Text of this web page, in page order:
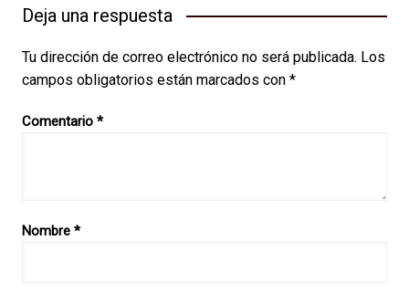
Deja una respuesta
Tu dirección de correo electrónico no será publicada. Los
campos obligatorios están marcados con *
Comentario *
Nombre *